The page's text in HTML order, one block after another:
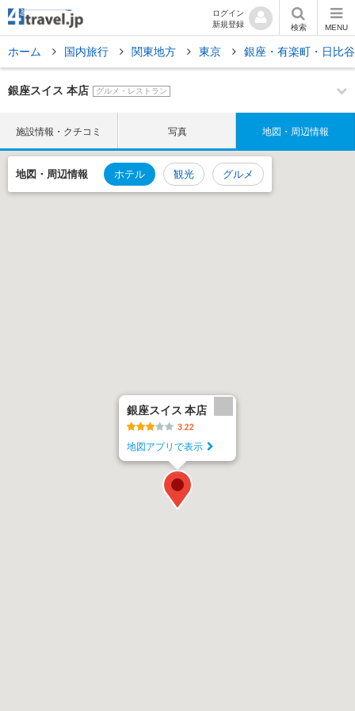
ログイン
新規登録
検索 MENU
ホーム 国内旅行 関東地方 東京 銀座・有楽町・日比
銀座スイス 本店 グルメ・レストラン
施設情報・クチコミ 写真 地図・周辺情報
銀座スイス 本店
3.22
地図アプリで表示
地図・ 周辺情報 ホテル 観光 グルメ